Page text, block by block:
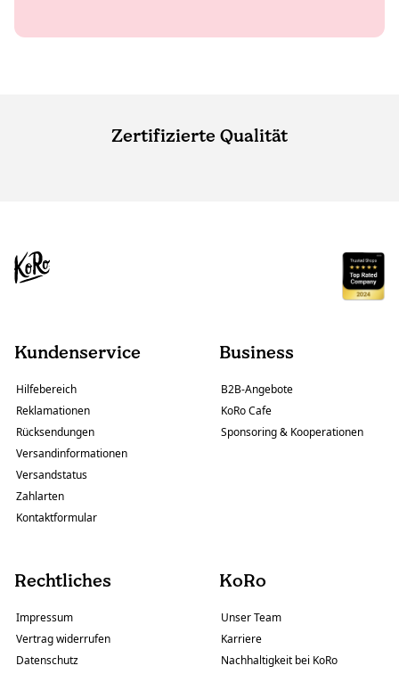
Zertifizierte Qualität
Kundenservice
Hilfebereich
Reklamationen
Rücksendungen
Versandinformationen
Versandstatus
Zahlarten
Kontaktformular
Business
B2B-Angebote
KoRo Cafe
Sponsoring & Kooperationen
Rechtliches
Impressum
Vertrag widerrufen
Datenschutz
KoRo
Unser Team
Karriere
Nachhaltigkeit bei KoRo